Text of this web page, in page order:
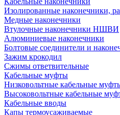
Изолированные наконечники,
Медные наконечники
Втулочные наконечники НШВИ
Алюминиевые наконечники
Болтовые соединители и
Зажим крокодил
Сжимы ответвительные
Кабельные муфты
Низковольтные кабельные
Высоковольтные кабельные
Кабельные вводы
Капы термоусаживаемые